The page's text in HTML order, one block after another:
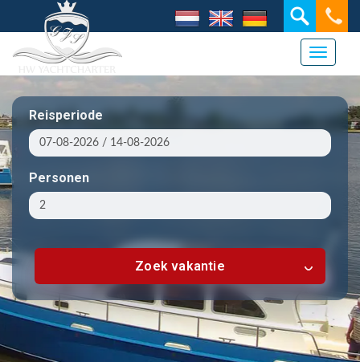
Reisperiode
Personen
Zoek vakantie
Toggle